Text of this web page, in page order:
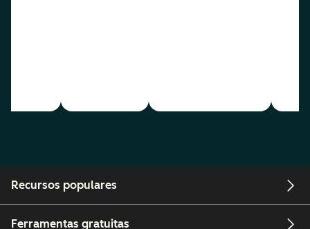
Recursos populares
Ferramentas gratuitas